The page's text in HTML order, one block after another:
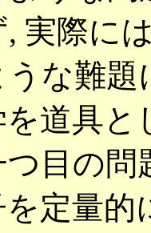
, 実際に
うな難題
を道具と
つ目の問
定量的